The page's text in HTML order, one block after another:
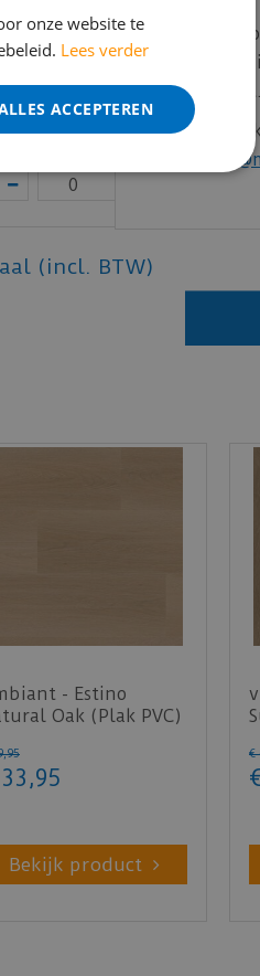
(incl. BTW)
- Estino
Oak (Plak PVC)
,95
33 ,95
Bekijk product
€
Bestelling
echter iets
gewend bent.
Voor vragen
onze website te
Lees verder
ACCEPTEREN